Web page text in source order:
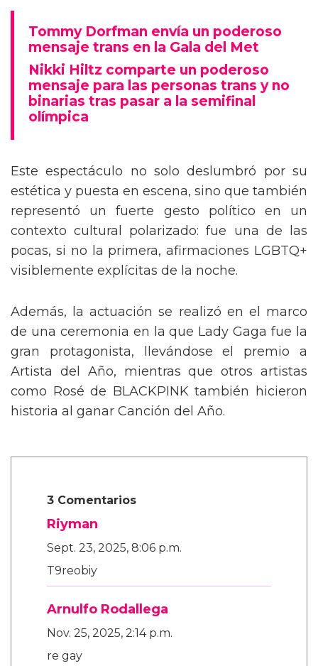
Tommy Dorfman envía un poderoso
mensaje trans en la Gala del Met
Nikki Hiltz comparte un poderoso
mensaje para las personas trans y no
binarias tras pasar a la semifinal
olímpica
Este espectáculo no solo deslumbró por su
estética y puesta en escena, sino que también
representó un fuerte gesto político en un
contexto cultural polarizado: fue una de las
pocas, si no la primera, afirmaciones LGBTQ+
visiblemente explícitas de la noche.
Además, la actuación se realizó en el marco
de una ceremonia en la que Lady Gaga fue la
gran protagonista, llevándose el premio a
Artista del Año, mientras que otros artistas
como Rosé de BLACKPINK también hicieron
historia al ganar Canción del Año.
3 Comentarios
Riyman
Sept. 23, 2025, 8:06 p.m.
T9reobiy
Arnulfo Rodallega
Nov. 25, 2025, 2:14 p.m.
re gay